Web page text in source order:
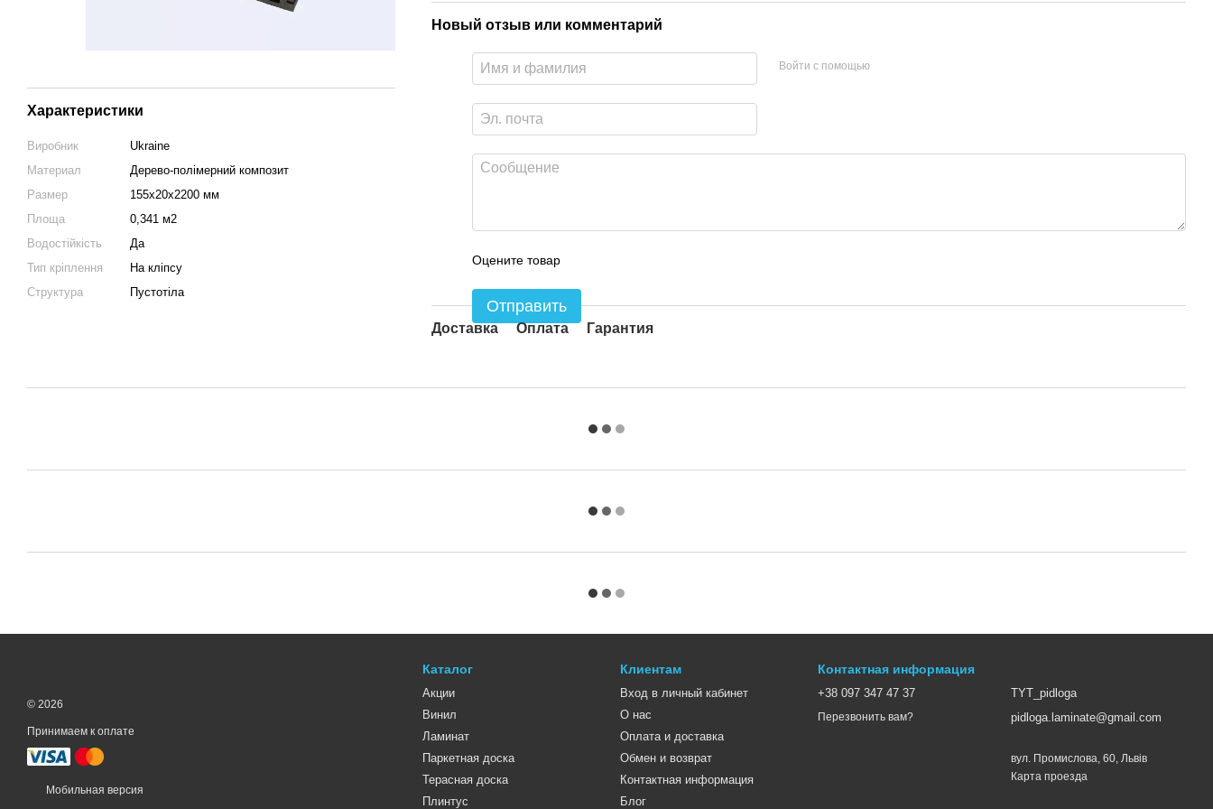
Характеристики
Виробник
Ukraine
Материал
Дерево-полімерний композит
Размер
155х20х2200 мм
Площа
0,341 м2
Водостійкість
Да
Тип кріплення
На кліпсу
Структура
Пустотіла
Новый отзыв или комментарий
Войти с помощью
Оцените товар
Отправить
Доставка Оплата Гарантия
© 2026
Принимаем к оплате
Мобильная версия
Каталог
Акции
Винил
Ламинат
Паркетная доска
Терасная доска
Плинтус
Клиентам
Вход в личный кабинет
О нас
Оплата и доставка
Обмен и возврат
Контактная информация
Блог
Контактная информация
+38 097 347 47 37
Перезвонить вам?
TYT_pidloga
pidloga.laminate@gmail.com
вул. Промислова, 60, Львів
Карта проезда